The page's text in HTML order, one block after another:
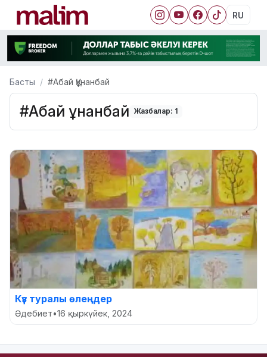
RU
Басты #Абай Құнанбай
#Абай Құнанбай Жазбалар: 1
Күз туралы өлеңдер
Әдебиет•16 қыркүйек, 2024